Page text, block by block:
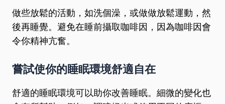
做些放鬆的活動，如洗個澡，或做做放鬆運動，然
後再睡覺。避免在睡前攝取咖啡因，因為咖啡因會
令你精神亢奮。
嘗試使你的睡眠環境舒適自在
舒適的睡眠環境可以助你改善睡眠。細微的變化也